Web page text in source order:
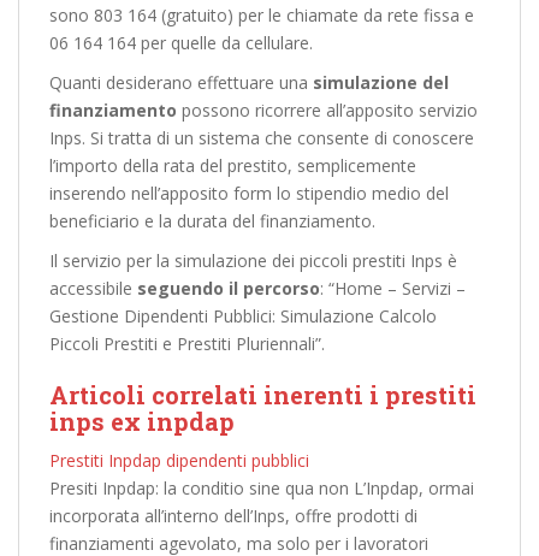
sono 803 164 (gratuito) per le chiamate da rete fissa e
06 164 164 per quelle da cellulare.
Quanti desiderano effettuare una simulazione del
finanziamento possono ricorrere all’apposito servizio
Inps. Si tratta di un sistema che consente di conoscere
l’importo della rata del prestito, semplicemente
inserendo nell’apposito form lo stipendio medio del
beneficiario e la durata del finanziamento.
Il servizio per la simulazione dei piccoli prestiti Inps è
accessibile seguendo il percorso: “Home – Servizi –
Gestione Dipendenti Pubblici: Simulazione Calcolo
Piccoli Prestiti e Prestiti Pluriennali”.
Articoli correlati inerenti i prestiti
inps ex inpdap
Prestiti Inpdap dipendenti pubblici
Presiti Inpdap: la conditio sine qua non L’Inpdap, ormai
incorporata all’interno dell’Inps, offre prodotti di
finanziamenti agevolato, ma solo per i lavoratori